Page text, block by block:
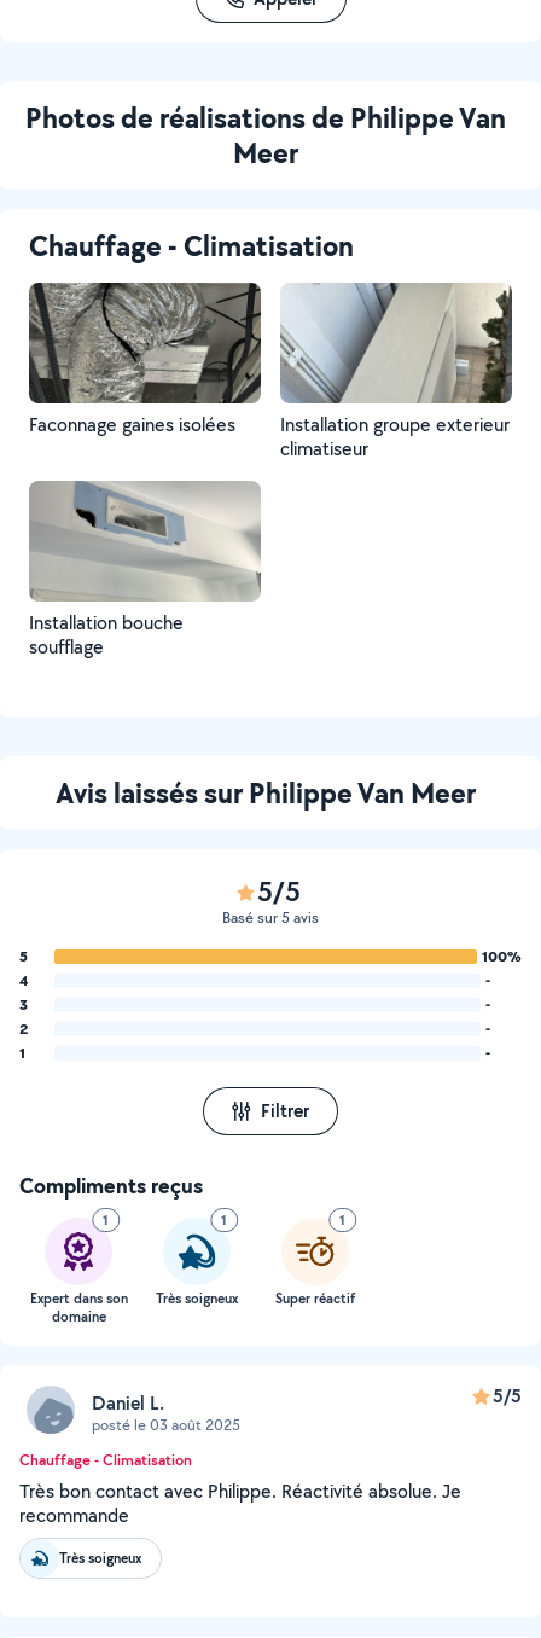
Photos de réalisations de Philippe Van
Meer
Chauffage - Climatisation
Faconnage gaines isolées
Installation groupe exterieur
climatiseur
Installation bouche
soufflage
Avis laissés sur Philippe Van Meer
5/5
Basé sur 5 avis
5
100%
4
-
3
-
2
-
1
-
Filtrer
Compliments reçus
1
Expert dans son
domaine
1
Très soigneux
1
Super réactif
Daniel L.
posté le 03 août 2025
5/5
Chauffage - Climatisation
Très bon contact avec Philippe. Réactivité absolue. Je
recommande
Très soigneux